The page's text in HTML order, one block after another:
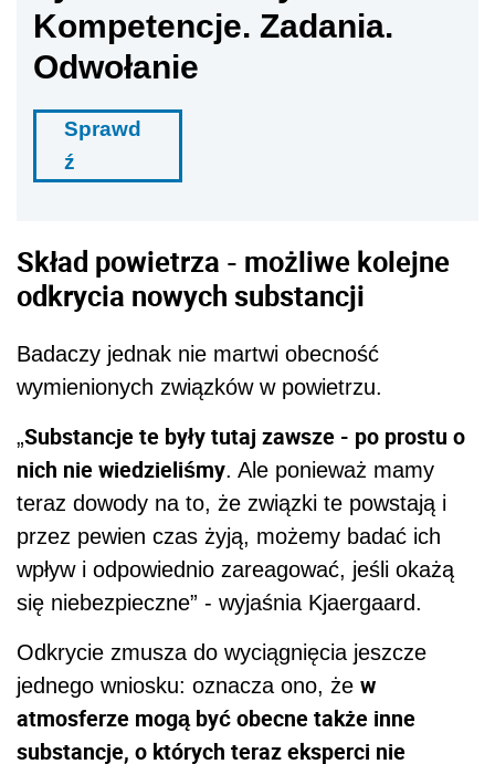
Kompetencje. Zadania.
Odwołanie
Sprawd
ź
Skład powietrza - możliwe kolejne
odkrycia nowych substancji
Badaczy jednak nie martwi obecność
wymienionych związków w powietrzu.
„Substancje te były tutaj zawsze - po prostu o
nich nie wiedzieliśmy. Ale ponieważ mamy
teraz dowody na to, że związki te powstają i
przez pewien czas żyją, możemy badać ich
wpływ i odpowiednio zareagować, jeśli okażą
się niebezpieczne” - wyjaśnia Kjaergaard.
Odkrycie zmusza do wyciągnięcia jeszcze
jednego wniosku: oznacza ono, że w
atmosferze mogą być obecne także inne
substancje, o których teraz eksperci nie